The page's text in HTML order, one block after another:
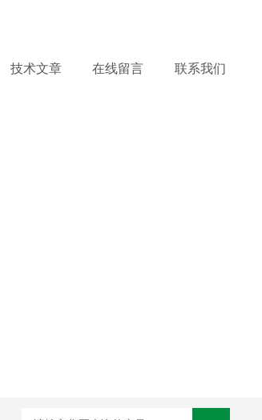
技术文章 在线留言 联系我们